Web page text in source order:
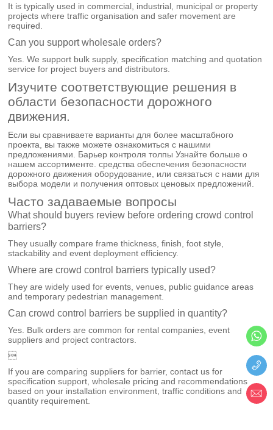
It is typically used in commercial, industrial, municipal or property
projects where traffic organisation and safer movement are
required.
Can you support wholesale orders?
Yes. We support bulk supply, specification matching and quotation
service for project buyers and distributors.
Изучите соответствующие решения в
области безопасности дорожного
движения.
Если вы сравниваете варианты для более масштабного
проекта, вы также можете ознакомиться с нашими
предложениями. Барьер контроля толпы Узнайте больше о
нашем ассортименте.средства обеспечения безопасности
дорожного движения оборудование , илисвязаться с нами для
выбора модели и получения оптовых ценовых предложений.
Часто задаваемые вопросы
What should buyers review before ordering crowd control
barriers?
They usually compare frame thickness, finish, foot style,
stackability and event deployment efficiency.
Where are crowd control barriers typically used?
They are widely used for events, venues, public guidance areas
and temporary pedestrian management.
Can crowd control barriers be supplied in quantity?
Yes. Bulk orders are common for rental companies, event
suppliers and project contractors.

If you are comparing suppliers for barrier, contact us for
specification support, wholesale pricing and recommendations
based on your installation environment, traffic conditions and
quantity requirement.